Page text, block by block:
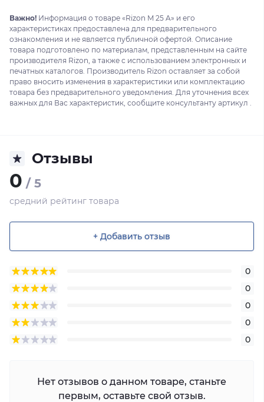
Важно! Информация о товаре «Rizon M 25 A» и его
характеристиках предоставлена для предварительного
ознакомления и не является публичной офертой. Описание
товара подготовлено по материалам, представленным на сайте
производителя Rizon, а также с использованием электронных и
печатных каталогов. Производитель Rizon оставляет за собой
право вносить изменения в характеристики или комплектацию
товара без предварительного уведомления. Для уточнения всех
важных для Вас характеристик, сообщите консультанту артикул .
Отзывы
0 / 5
средний рейтинг товара
+ Добавить отзыв
0
0
0
0
0
Нет отзывов о данном товаре, станьте
первым, оставьте свой отзыв.